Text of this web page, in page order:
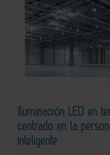
Iluminación LED en
centrado en la
inteligente